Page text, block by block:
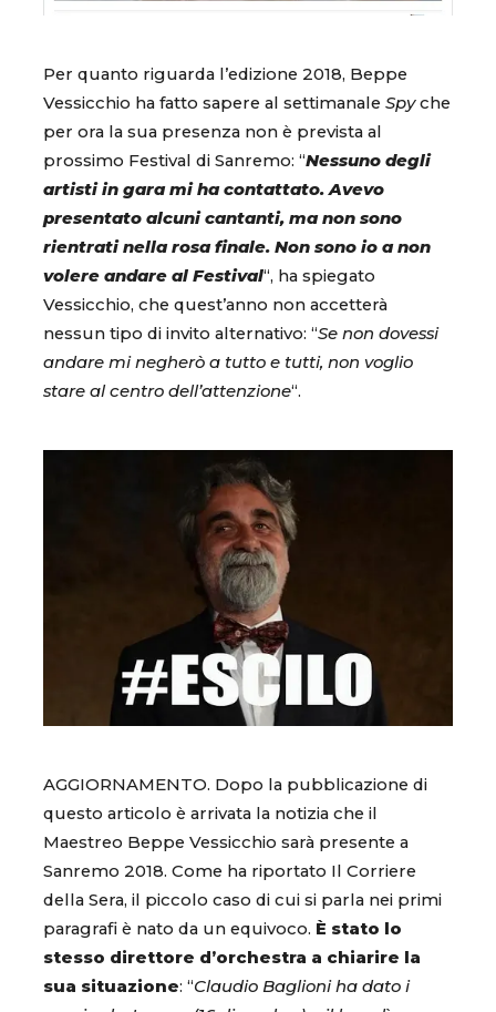
Per quanto riguarda l’edizione 2018, Beppe
Vessicchio ha fatto sapere al settimanale Spyche
per ora la sua presenza non è prevista al
prossimo Festival di Sanremo: “Nessuno degli
artisti in gara mi ha contattato. Avevo
presentato alcuni cantanti, ma non sono
rientrati nella rosa finale. Non sono io a non
volere andare al Festival“, ha spiegato
Vessicchio, che quest’anno non accetterà
nessun tipo di invito alternativo: “Se non dovessi
andare mi negherò a tutto e tutti, non voglio
stare al centro dell’attenzione“.
AGGIORNAMENTO. Dopo la pubblicazione di
questo articolo è arrivata la notizia che il
Maestreo Beppe Vessicchio sarà presente a
Sanremo 2018. Come ha riportato Il Corriere
della Sera, il piccolo caso di cui si parla nei primi
paragrafi è nato da un equivoco. È stato lo
stesso direttore d’orchestra a chiarire la
sua situazione: “Claudio Baglioni ha dato i